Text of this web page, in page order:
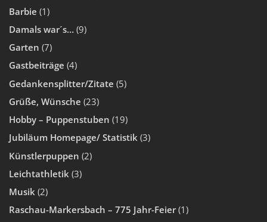
Barbie (1)
Damals war´s… (9)
Garten (7)
Gastbeiträge (4)
Gedankensplitter/Zitate (5)
Grüße, Wünsche (23)
Hobby – Puppenstuben (19)
Jubiläum Homepage/ Statistik (3)
Künstlerpuppen (2)
Leichtathletik (3)
Musik (2)
Raschau-Markersbach – 775 Jahr-Feier(1)